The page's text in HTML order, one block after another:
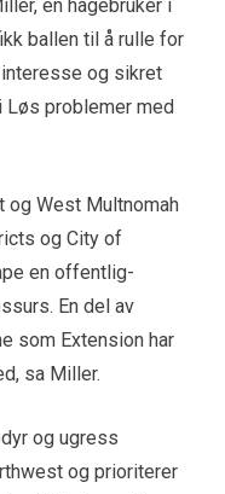
en hagebruker i
ballen til å rulle for
og sikret
Løs problemer med
og West Multnomah
og City of
en offentlig-
En del av
som Extension har
sa Miller.
og ugress
og prioriterer